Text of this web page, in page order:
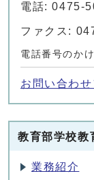
電話: 0475-
ファクス:
電話番号のか
お問い合わせ
教育部学校教
業務紹介